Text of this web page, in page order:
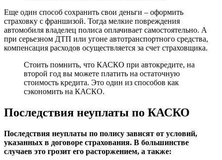
Еще один способ сохранить свои деньги – оформить
страховку с франшизой. Тогда мелкие повреждения
автомобиля владелец полиса оплачивает самостоятельно. А
при серьезном ДТП или угоне автотранспортного средства,
компенсация расходов осуществляется за счет страховщика.
Стоить помнить, что КАСКО при автокредите, на
второй год вы можете платить на остаточную
стоимость кредита. Это один из способов как
сэкономить на КАСКО.
Последствия неуплаты по КАСКО
Последствия неуплаты по полису зависят от условий,
указанных в договоре страхования. В большинстве
случаев это грозит его расторжением, а также: